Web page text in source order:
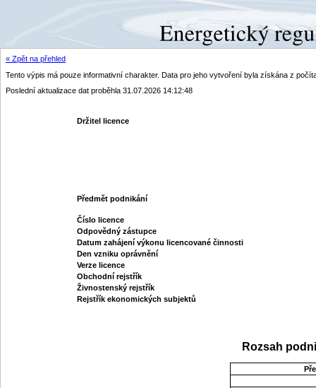
« Zpět na přehled
Tento výpis má pouze informativní charakter. Data pro jeho vytvoření byla získána z
Poslední aktualizace dat proběhla 31.07.2026 14:12:48
Držitel licence
Předmět podnikání
Číslo licence
Odpovědný zástupce
Datum zahájení výkonu licencované činnosti
Den vzniku oprávnění
Verze licence
Obchodní rejstřík
Živnostenský rejstřík
Rejstřík ekonomických subjektů
Rozsah